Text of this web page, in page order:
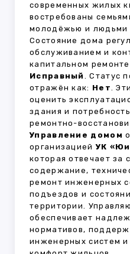
современных жилых
востребованы
молодёжью и людьми
Состояние дома
обслуживанием и
капитальном ремонте
Исправный . Статус
отражён как: Нет.
оценить
здания и
ремонтно-
Управление домом
организациейУК
которая отвечает за
содержание,
ремонт инженерных
подъездов и
территории.
обеспечивает
нормативов,
инженерных систем и